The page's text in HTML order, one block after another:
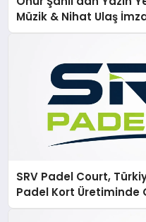
Müzik & Nihat Ulaş
SRV Padel Court,
Padel Kort Üretiminde